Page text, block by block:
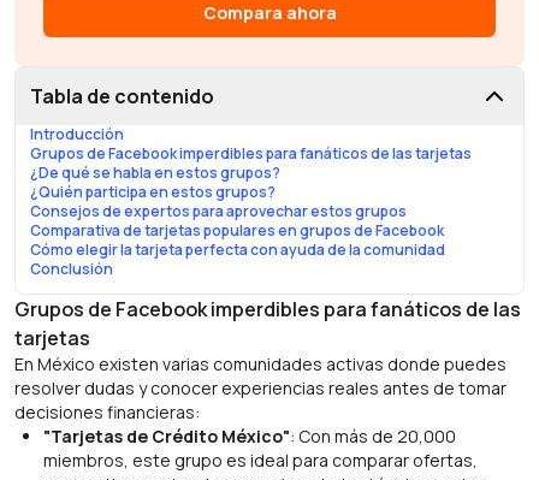
Compara ahora
Tabla de contenido
Introducción
Grupos de Facebook imperdibles para fanáticos de las tarjetas
¿De qué se habla en estos grupos?
¿Quién participa en estos grupos?
Consejos de expertos para aprovechar estos grupos
Comparativa de tarjetas populares en grupos de Facebook
Cómo elegir la tarjeta perfecta con ayuda de la comunidad
Conclusión
Grupos de Facebook imperdibles para fanáticos de las
tarjetas
En México existen varias comunidades activas donde puedes
resolver dudas y conocer experiencias reales antes de tomar
decisiones financieras:
"Tarjetas de Crédito México": Con más de 20,000
miembros, este grupo es ideal para comparar ofertas,